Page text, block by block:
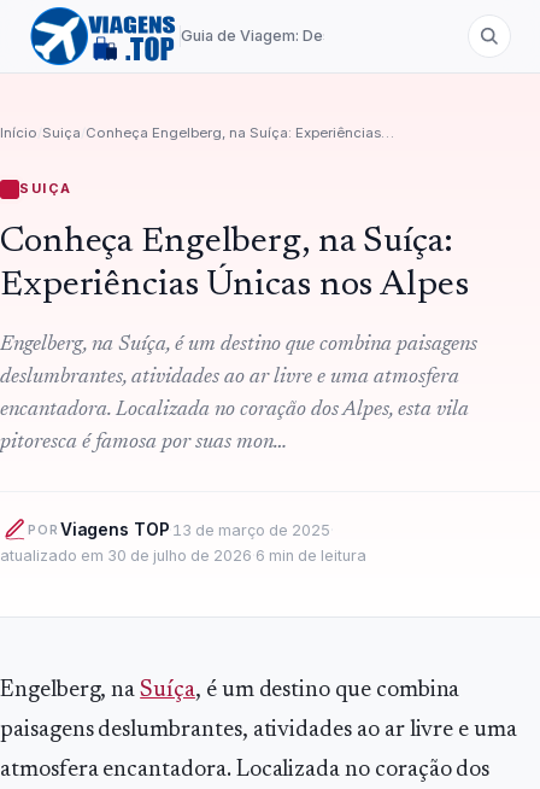
Guia de Viagem: Destinos de A a Z
Início/Suiça/ Conheça Engelberg, na Suíça: Experiências Únicas nos Alpes
SUIÇA
Conheça Engelberg, na Suíça:
Experiências Únicas nos Alpes
Engelberg, na Suíça, é um destino que combina paisagens
deslumbrantes, atividades ao ar livre e uma atmosfera
encantadora. Localizada no coração dos Alpes, esta vila
pitoresca é famosa por suas mon…
POR Viagens TOP 13 de março de 2025
atualizado em 30 de julho de 2026 6 min de leitura
Engelberg, naSuíça, é um destino que combina
paisagens deslumbrantes, atividades ao ar livre e uma
atmosfera encantadora. Localizada no coração dos